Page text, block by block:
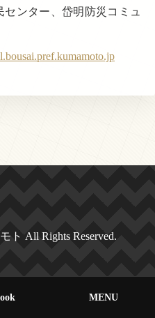
ンター、岱明防災コミュ
ト All Rights Reserved.
MENU